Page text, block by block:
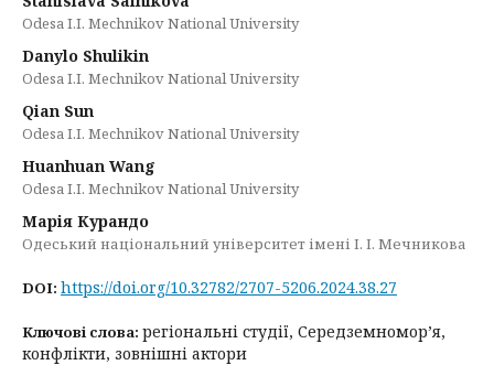
Odesa I.I. Mechnikov National University
Danylo Shulikin
Odesa I.I. Mechnikov National University
Qian Sun
Odesa I.I. Mechnikov National University
Huanhuan Wang
Odesa I.I. Mechnikov National University
Марія Курандо
Одеський національний університет імені І. І. Мечникова
DOI: https://doi.org/10.32782/2707-5206.2024.38.27
Ключові слова: регіональні студії, Середземномор’я,
конфлікти, зовнішні актори